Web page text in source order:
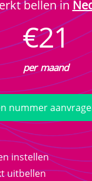
bellen in
€21
per maand
nummer
instellen
uitbellen